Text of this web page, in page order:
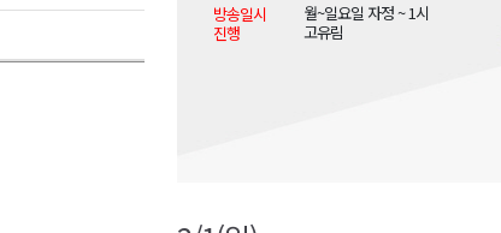
철원 백마고지역~월정리역 경원선 복원 재개
어젯밤 원주 아파트 정전..천 백여세대 불편
방송일시
월~일요일 자정 ~ 1시
진행
고유림